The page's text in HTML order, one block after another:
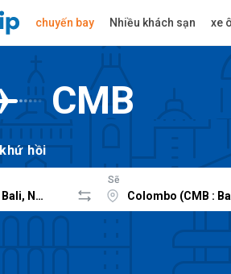
chuyến bay Nhiều khách sạn xe
CMB
khứ hồi
Sẽ